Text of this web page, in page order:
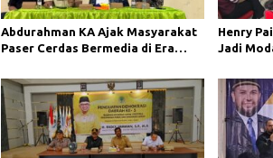
Abdurahman KA Ajak Masyarakat
Paser Cerdas Bermedia di Era
Henry
Jadi